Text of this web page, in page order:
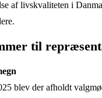
af livskvaliteten i
til
blev der afholdt